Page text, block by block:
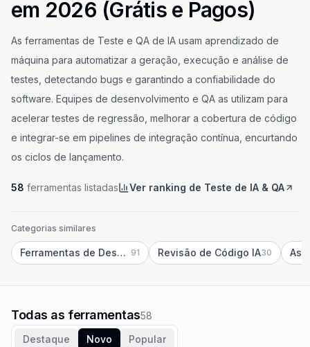
em 2026 (Grátis e Pagos)
As ferramentas de Teste e QA de IA usam aprendizado de
máquina para automatizar a geração, execução e análise de
testes, detectando bugs e garantindo a confiabilidade do
software. Equipes de desenvolvimento e QA as utilizam para
acelerar testes de regressão, melhorar a cobertura de código
e integrar-se em pipelines de integração contínua, encurtando
os ciclos de lançamento.
58 ferramentas listadas Ver ranking de Teste de IA & QA
Categorias similares
Ferramentas de Desenvolvimento IA 91 Revisão de Código IA30
Todas as ferramentas58
Destaque
Novo Popular